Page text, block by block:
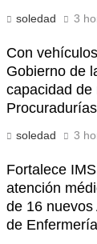
soledad 3
Con
Gobierno de
capacidad de
Procuradurías
soledad 3
Fortalece
atención
de 16
de Enfermería